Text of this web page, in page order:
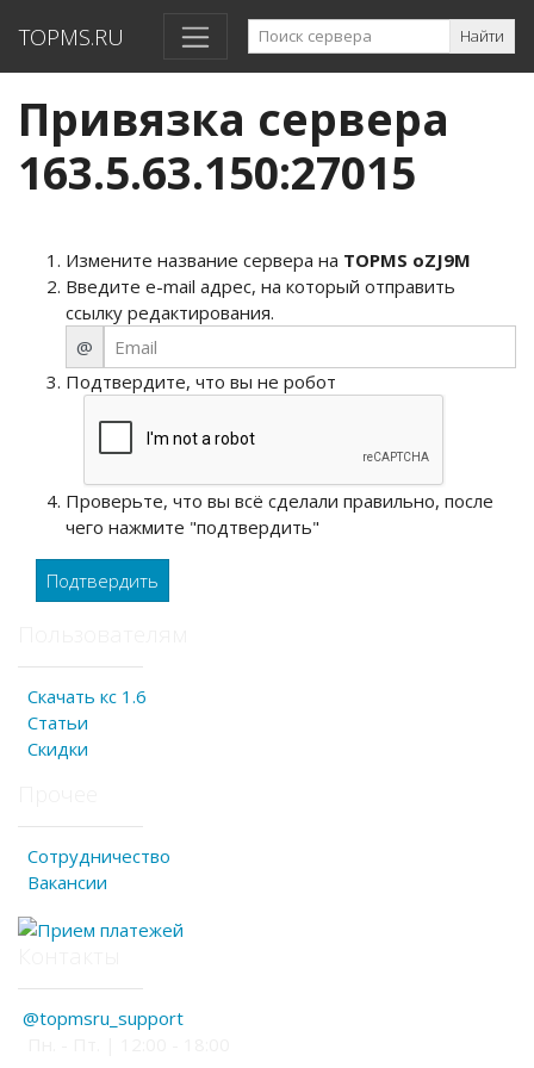
TOPMS.RU Найти
Привязка сервера
163.5.63.150:27015
Измените название сервера на TOPMS oZJ9M
Введите e-mail адрес, на который отправить
ссылку редактирования.
@
Подтвердите, что вы не робот
Проверьте, что вы всё сделали правильно, после
чего нажмите "подтвердить"
Подтвердить
Скачать кс 1.6
Статьи
Скидки
Сотрудничество
Вакансии
@topmsru_support